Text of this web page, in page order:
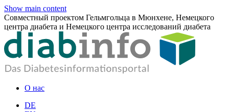
Show main content
Совместный проектом Гельмгольца в Мюнхене, Немецкого
центра диабета и Немецкого центра исследований диабета
О нас
DE